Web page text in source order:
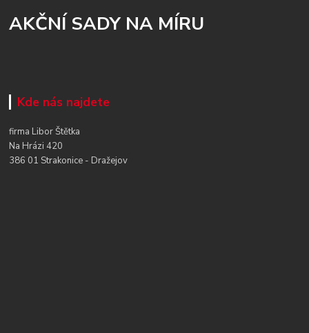
AKČNÍ SADY NA MÍRU
Kde nás najdete
firma Libor Štětka
Na Hrázi 420
386 01 Strakonice - Dražejov